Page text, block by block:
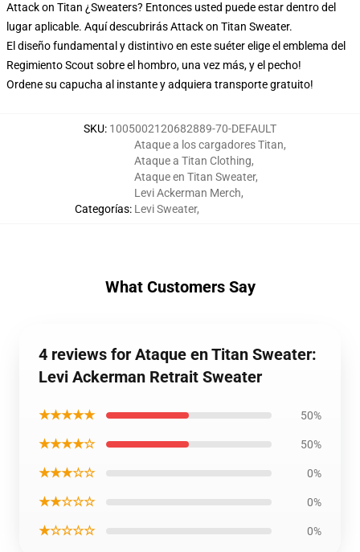
Attack on Titan ¿Sweaters? Entonces usted puede estar dentro del
lugar aplicable. Aquí descubrirás Attack on Titan Sweater.
El diseño fundamental y distintivo en este suéter elige el emblema del
Regimiento Scout sobre el hombro, una vez más, y el pecho!
Ordene su capucha al instante y adquiera transporte gratuito!
SKU: 1005002120682889-70-DEFAULT
Categorías:
Ataque a los cargadores Titan,
Ataque a Titan Clothing,
Ataque en Titan Sweater,
Levi Ackerman Merch,
Levi Sweater,
What Customers Say
4 reviews for Ataque en Titan Sweater:
Levi Ackerman Retrait Sweater
★★★★★ 50%
★★★★☆ 50%
★★★☆☆ 0%
★★☆☆☆ 0%
★☆☆☆☆ 0%